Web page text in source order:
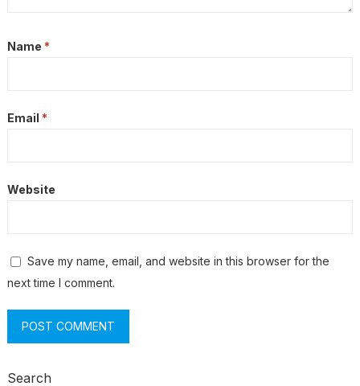
Name *
Email *
Website
Save my name, email, and website in this browser for the
next time I comment.
Search